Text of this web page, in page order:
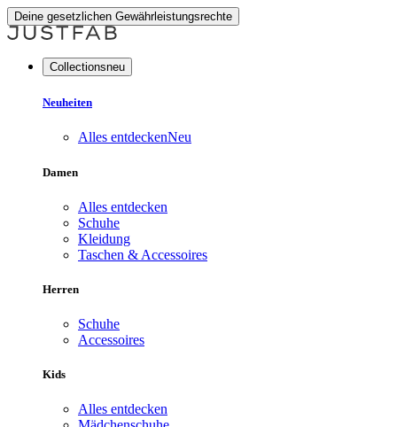
Deine gesetzlichen Gewährleistungsrechte
Collectionsneu
Neuheiten
Alles entdeckenNeu
Damen
Alles entdecken
Schuhe
Kleidung
Taschen & Accessoires
Herren
Schuhe
Accessoires
Kids
Alles entdecken